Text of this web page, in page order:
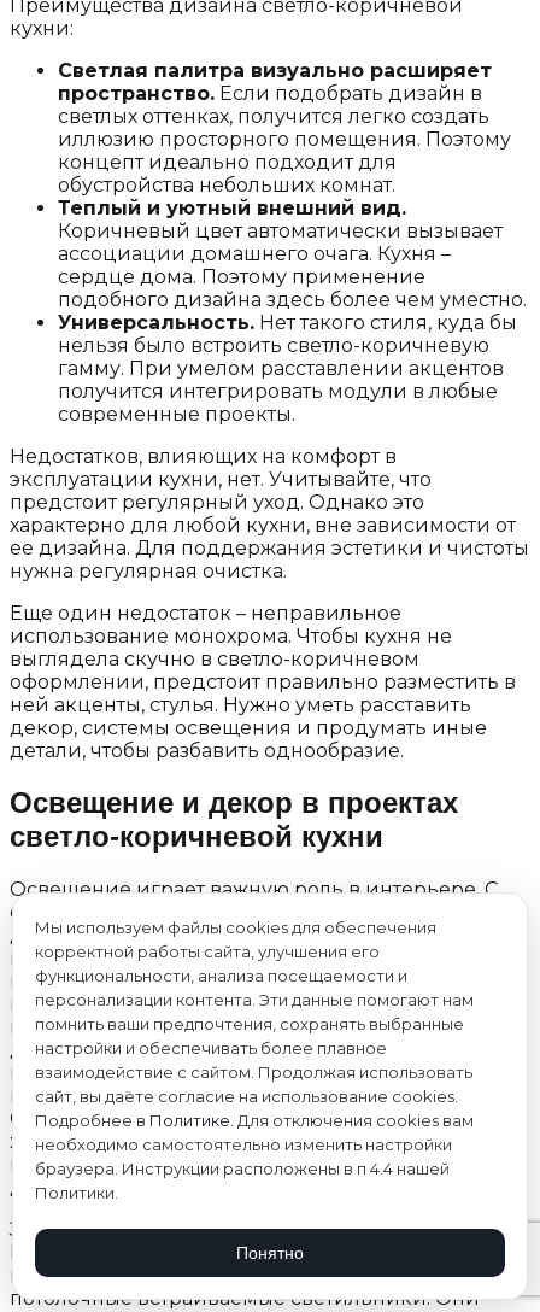
Преимущества дизайна светло-коричневой
кухни:
Светлая палитра визуально расширяет
пространство. Если подобрать дизайн в
светлых оттенках, получится легко создать
иллюзию просторного помещения. Поэтому
концепт идеально подходит для
обустройства небольших комнат.
Теплый и уютный внешний вид.
Коричневый цвет автоматически вызывает
ассоциации домашнего очага. Кухня –
сердце дома. Поэтому применение
подобного дизайна здесь более чем уместно.
Универсальность. Нет такого стиля, куда бы
нельзя было встроить светло-коричневую
гамму. При умелом расставлении акцентов
получится интегрировать модули в любые
современные проекты.
Недостатков, влияющих на комфорт в
эксплуатации кухни, нет. Учитывайте, что
предстоит регулярный уход. Однако это
характерно для любой кухни, вне зависимости от
ее дизайна. Для поддержания эстетики и чистоты
нужна регулярная очистка.
Еще один недостаток – неправильное
использование монохрома. Чтобы кухня не
выглядела скучно в светло-коричневом
оформлении, предстоит правильно разместить в
ней акценты, стулья. Нужно уметь расставить
декор, системы освещения и продумать иные
детали, чтобы разбавить однообразие.
Освещение и декор в проектах
светло-коричневой кухни
Освещение играет важную роль в интерьере. С
его помощью можно подчеркнуть достоинства
дизайна светло коричневой кухни, выделяя его
красоту. Предстоит выбрать правильные
источники света, чтобы избежать затемнения
пространства. Есть тонкая грань между
гармоничным универсальным освещением и
дисбалансом. Если сильно затемнить
пространство, светло-коричневое оформление
потеряет очарование и будет выглядеть мрачно.
Однако это не значит, что нужно устанавливать
холодное освещение высокой яркости. Оно,
наоборот, сделает фон строгим, лишив эстетики
древесную палитру.
Здесь нужно создать рассеивающий, мягкий свет.
Подойдут лампы теплого спектра. Для системы
центрального освещения рекомендуют
потолочные встраиваемые светильники. Они
Мы используем файлы cookies для обеспечения
корректной работы сайта, улучшения его
функциональности, анализа посещаемости и
персонализации контента. Эти данные помогают нам
помнить ваши предпочтения, сохранять выбранные
настройки и обеспечивать более плавное
взаимодействие с сайтом. Продолжая использовать
сайт, вы даёте согласие на использование cookies.
Подробнее в Политике . Для отключения cookies вам
необходимо самостоятельно изменить настройки
браузера. Инструкции расположены в п 4.4 нашей
Политики.
Понятно